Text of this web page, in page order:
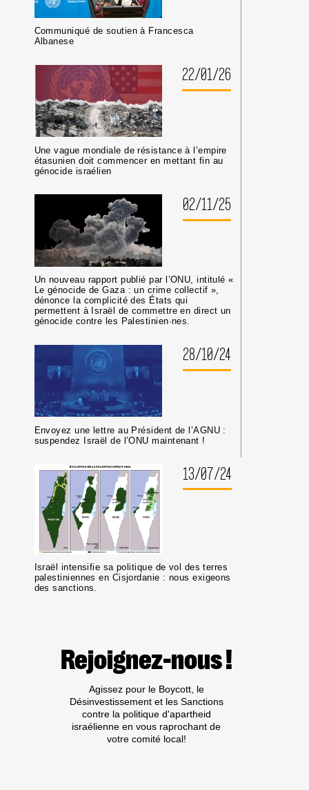
DANS
MILIEUX
CULTURELS
Communiqué de soutien à Francesca
Albanese
22/01/26
Une vague mondiale de résistance à l’empire
étasunien doit commencer en mettant fin au
génocide israélien
02/11/25
Un nouveau rapport publié par l’ONU, intitulé «
Le génocide de Gaza : un crime collectif »,
dénonce la complicité des États qui
permettent à Israël de commettre en direct un
génocide contre les Palestinien·nes.
28/10/24
Envoyez une lettre au Président de l’AGNU :
suspendez Israël de l’ONU maintenant !
13/07/24
Israël intensifie sa politique de vol des terres
palestiniennes en Cisjordanie : nous exigeons
des sanctions.
Rejoignez-nous !
Agissez pour le Boycott, le
Désinvestissement et les Sanctions
contre la politique d'apartheid
israélienne en vous raprochant de
votre comité local!